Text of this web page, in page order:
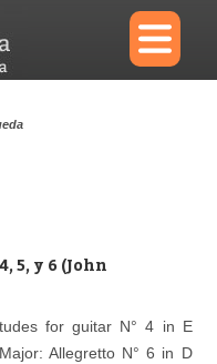
×
Reproductor
5, y 6 (John
for guitar N° 4 in E
Allegretto N° 6 in D